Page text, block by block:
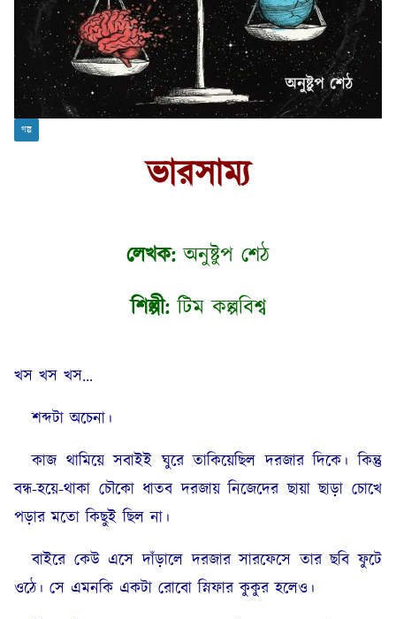
গল্প
ভারসাম্য
লেখক: অনুষ্টুপ শেঠ
শিল্পী:টিম কল্পবিশ্ব
খস খস খস…
শব্দটা অচেনা।
কাজ থামিয়ে সবাইই ঘুরে তাকিয়েছিল দরজার দিকে। কিন্তু
বন্ধ-হয়ে-থাকা চৌকো ধাতব দরজায় নিজেদের ছায়া ছাড়া চোখে
পড়ার মতো কিছুই ছিল না।
বাইরে কেউ এসে দাঁড়ালে দরজার সারফেসে তার ছবি ফুটে
ওঠে। সে এমনকি একটা রোবো স্নিফার কুকুর হলেও।